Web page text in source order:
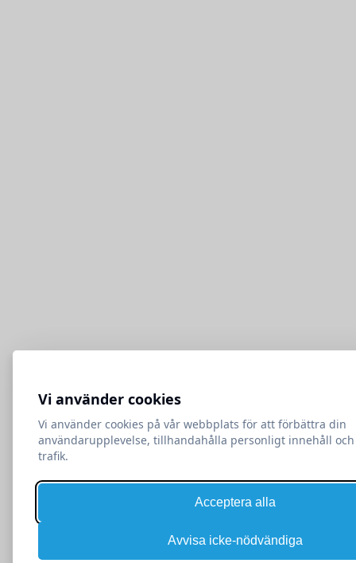
Vi använder cookies
Vi använder cookies på vår webbplats för att förbättra din
användarupplevelse, tillhandahålla personligt innehåll
trafik.
Acceptera alla
Avvisa icke-nödvändiga